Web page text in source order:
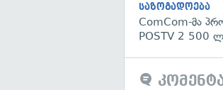
საზოგადოება
ComCom-მა
POSTV 2 500